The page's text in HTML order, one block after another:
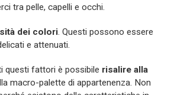
tra pelle, capelli e occhi.
dei colori. Questi possono essere
e attenuati.
questi fattori è possibile risalire alla
macro-palette di appartenenza. Non